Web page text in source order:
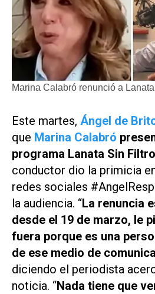
Marina Calabró renunció a
Este martes, Ángel de
que Marina Calabró
programa Lanata Sin Filtro
conductor dio la primicia
redes sociales
la audiencia. “La renuncia
desde el 19 de marzo, le
fuera porque es una
de ese medio de
diciendo el periodista
noticia. “Nada tiene que